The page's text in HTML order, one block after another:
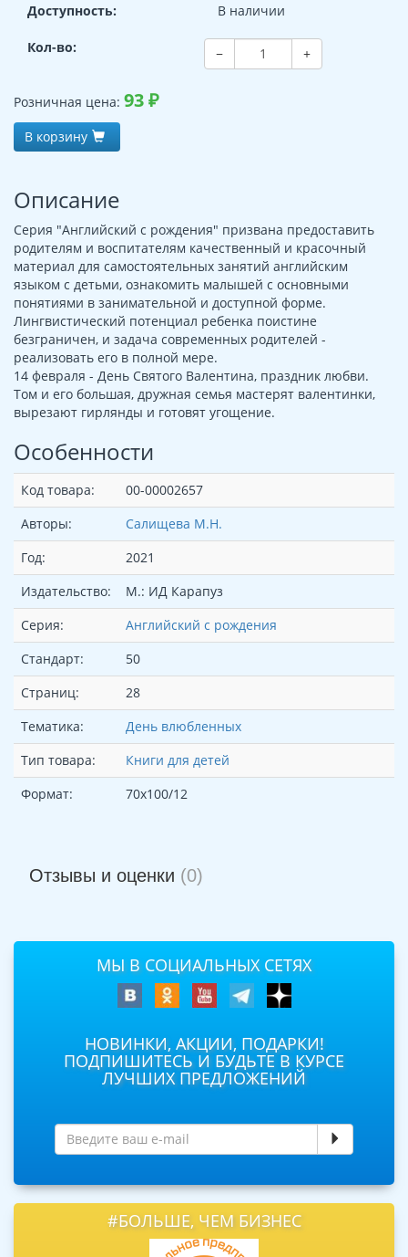
Доступность:
В наличии
Кол-во: − +
Розничная цена: 93₽
В корзину
Описание
Серия "Английский с рождения" призвана предоставить
родителям и воспитателям качественный и красочный
материал для самостоятельных занятий английским
языком с детьми, ознакомить малышей с основными
понятиями в занимательной и доступной форме.
Лингвистический потенциал ребенка поистине
безграничен, и задача современных родителей -
реализовать его в полной мере.
14 февраля - День Святого Валентина, праздник любви.
Том и его большая, дружная семья мастерят валентинки,
вырезают гирлянды и готовят угощение.
Особенности
Код товара:
00-00002657
Авторы:
Салищева М.Н.
Год:
2021
Издательство:
М.: ИД Карапуз
Серия:
Английский с рождения
Стандарт:
50
Страниц:
28
Тематика:
День влюбленных
Тип товара:
Книги для детей
Формат:
70х100/12
Отзывы и оценки (0)
МЫ В СОЦИАЛЬНЫХ СЕТЯХ
НОВИНКИ, АКЦИИ, ПОДАРКИ!
ПОДПИШИТЕСЬ И БУДЬТЕ В КУРСЕ
ЛУЧШИХ ПРЕДЛОЖЕНИЙ
#БОЛЬШЕ, ЧЕМ БИЗНЕС